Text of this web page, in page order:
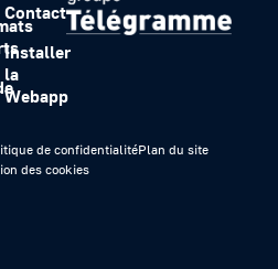
Contact
Installer
la
Webapp
de confidentialitéPlan du site
des cookies